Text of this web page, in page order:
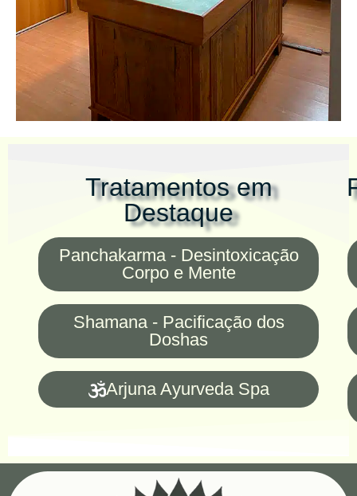
Tratamentos em
Destaque
Panchakarma - Desintoxicação
Corpo e Mente
Shamana - Pacificação dos
Doshas
Arjuna Ayurveda Spa